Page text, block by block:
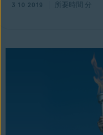
3 10 2019 所要時間 分